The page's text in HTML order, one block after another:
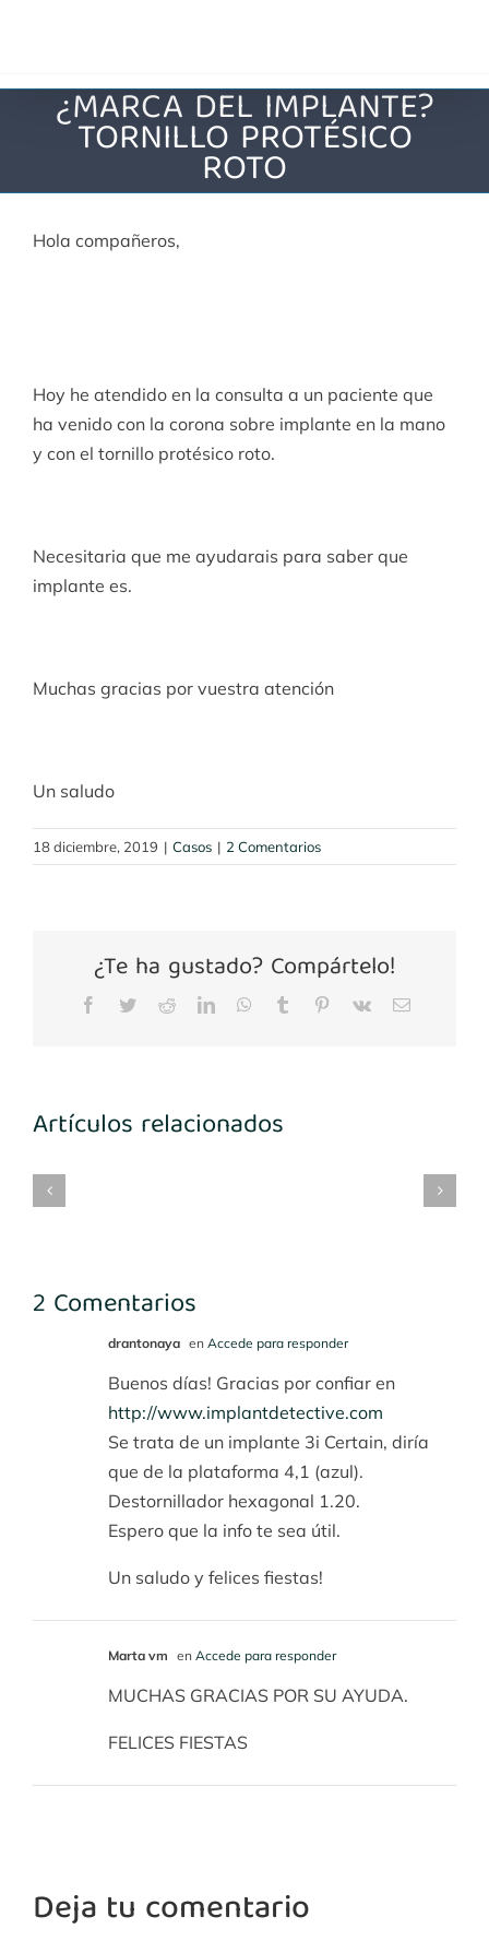
¿MARCA DEL IMPLANTE?
TORNILLO PROTÉSICO
ROTO
Hola compañeros,
Hoy he atendido en la consulta a un paciente que
ha venido con la corona sobre implante en la mano
y con el tornillo protésico roto.
Necesitaria que me ayudarais para saber que
implante es.
Muchas gracias por vuestra atención
Un saludo
18 diciembre, 2019 | Casos | 2 Comentarios
¿Te ha gustado? Compártelo!
Facebook
TwitterRedditLinkedInWhatsApp
Tumblr Pinterest
Vk
Correo
Artículos relacionados
Implantes
2 Comentarios
drantonaya en Accede para responder
Buenos días! Gracias por confiar en
http://www.implantdetective.com
Se trata de un implante 3i Certain, diría
que de la plataforma 4,1 (azul).
Destornillador hexagonal 1.20.
Espero que la info te sea útil.
Un saludo y felices fiestas!
Marta vm en Accede para responder
MUCHAS GRACIAS POR SU AYUDA.
FELICES FIESTAS
Deja tu comentario